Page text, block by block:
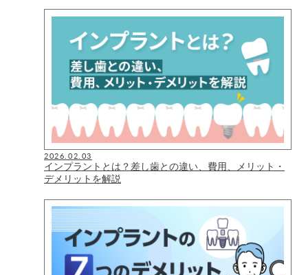
2026.02.03
インプラントとは？差し歯との違い、費用、メリット・
デメリットを解説